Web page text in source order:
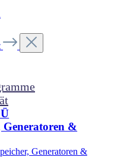
Generatoren &
Generatoren &